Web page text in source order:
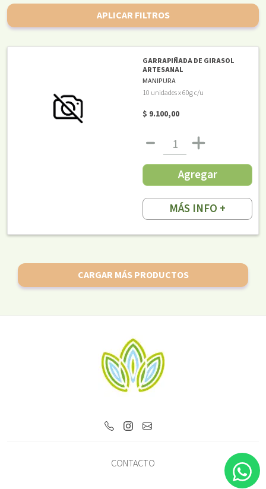
APLICAR FILTROS
GARRAPIÑADA DE GIRASOL
ARTESANAL
MANIPURA
10 unidades x 60g c/u
$ 9.100,00
Agregar
MÁS INFO +
CARGAR MÁS PRODUCTOS
CONTACTO